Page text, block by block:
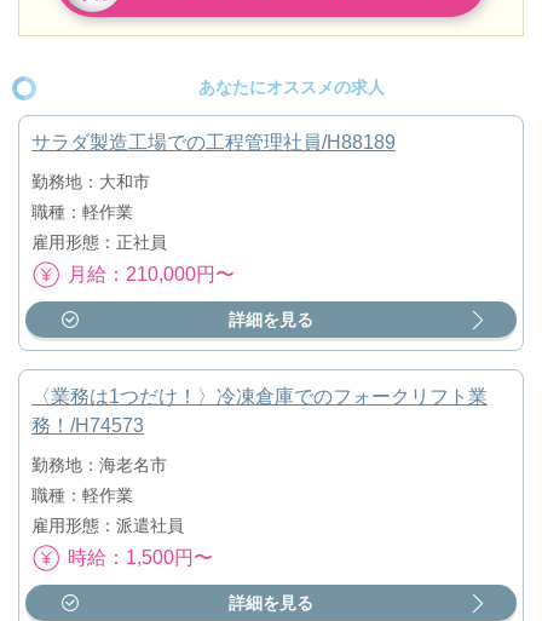
あなたにオススメの求人
サラダ製造工場での工程管理社員/H88189
勤務地：大和市
職種：軽作業
雇用形態：正社員
月給：210,000円〜
詳細を見る
〈業務は1つだけ！〉冷凍倉庫でのフォークリフト業
務！/H74573
勤務地：海老名市
職種：軽作業
雇用形態：派遣社員
時給：1,500円〜
詳細を見る